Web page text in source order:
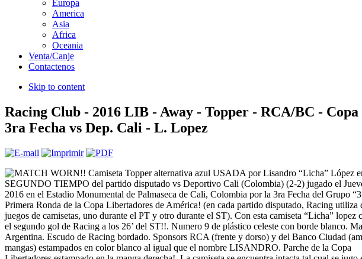
Europa
America
Asia
Africa
Oceania
Venta/Canje
Contactenos
Skip to content
Racing Club - 2016 LIB - Away - Topper - RCA/BC -
3ra Fecha vs Dep. Cali - L. Lopez